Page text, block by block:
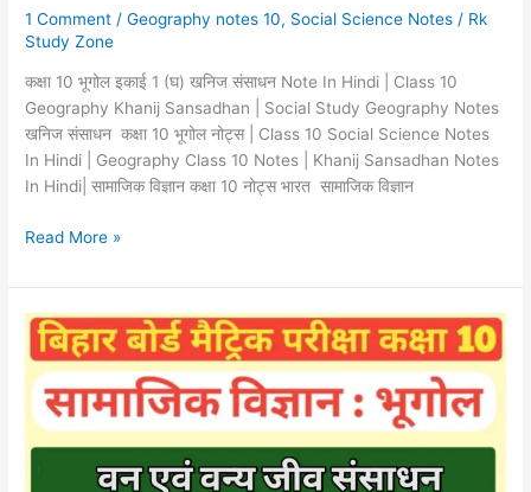
1 Comment /Geography notes 10, Social Science Notes / Rk
Study Zone
कक्षा 10 भूगोल इकाई 1 (घ) खनिज संसाधन Note In Hindi | Class 10
Geography Khanij Sansadhan | Social Study Geography Notes
खनिज संसाधन कक्षा 10 भूगोल नोट्स | Class 10 Social Science Notes
In Hindi | Geography Class 10 Notes | Khanij Sansadhan Notes
In Hindi| सामाजिक विज्ञान कक्षा 10 नोट्स भारत सामाजिक विज्ञान
|
Social
Geography
Notes
Read More »
वन
एवं
वन्य
जीव
संसाधन
कक्षा